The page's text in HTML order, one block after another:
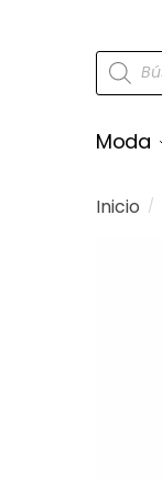
Moda
Inicio /